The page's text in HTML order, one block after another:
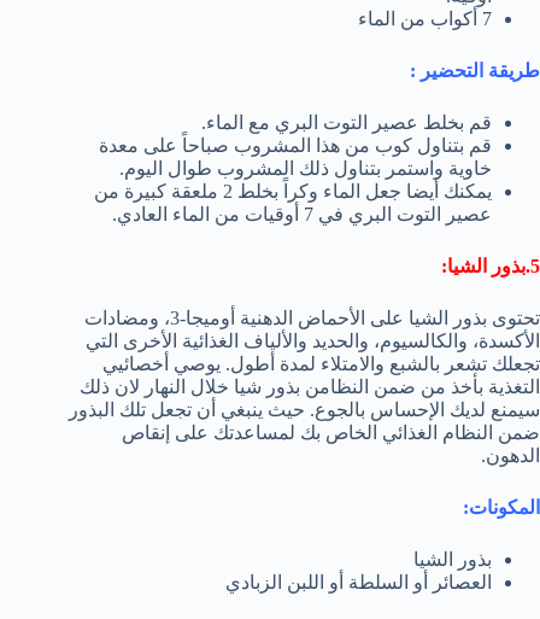
7 أكواب من الماء
طريقة التحضير :
قم بخلط عصير التوت البري مع الماء.
قم بتناول كوب من هذا المشروب صباحاً على معدة
خاوية واستمر بتناول ذلك المشروب طوال اليوم.
يمكنك أيضا جعل الماء وكراً بخلط 2 ملعقة كبيرة من
عصير التوت البري في 7 أوقيات من الماء العادي.
5.بذور الشيا:
تحتوى بذور الشيا على الأحماض الدهنية أوميجا-3، ومضادات
الأكسدة، والكالسيوم، والحديد والألياف الغذائية الأخرى التي
تجعلك تشعر بالشبع والامتلاء لمدة أطول. يوصي أخصائيي
التغذية بأخذ من ضمن النظامن بذور شيا خلال النهار لان ذلك
سيمنع لديك الإحساس بالجوع. حيث ينبغي أن تجعل تلك البذور
ضمن النظام الغذائي الخاص بك لمساعدتك على إنقاص
الدهون.
المكونات:
بذور الشيا
العصائر أو السلطة أو اللبن الزبادي